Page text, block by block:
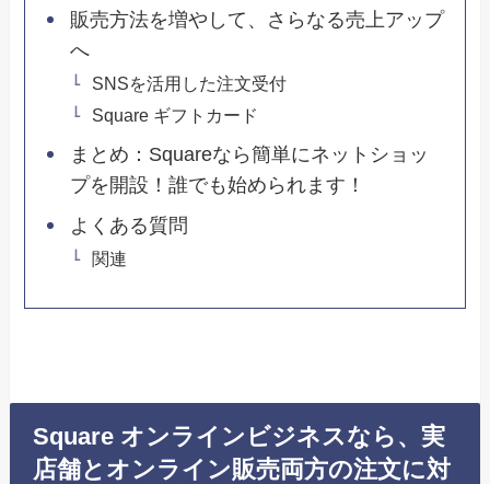
販売方法を増やして、さらなる売上アップ
へ
SNSを活用した注文受付
Square ギフトカード
まとめ：Squareなら簡単にネットショッ
プを開設！誰でも始められます！
よくある質問
関連
Square オンラインビジネスなら、実
店舗とオンライン販売両方の注文に対